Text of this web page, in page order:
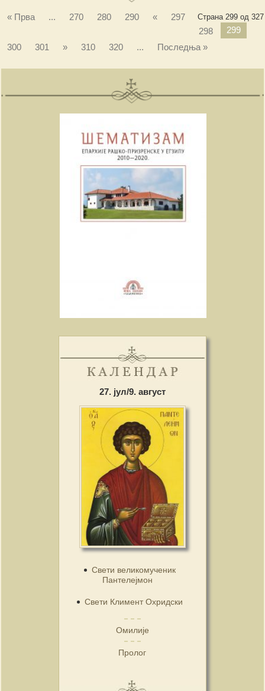
Страна 299 од 327
« Прва ... 270 280 290 «
297
298
299
300
301 » 310 320 ... Последња »
27. јул/9. август
Свети великомученик
Пантелејмон
Свети Климент Охридски
Омилије
Пролог